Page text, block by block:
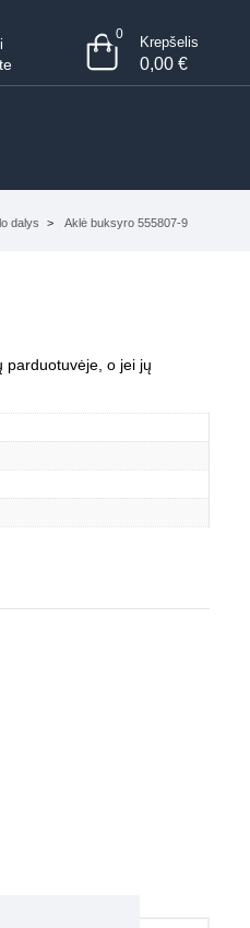
0 Krepšelis
0,00 €
dalys Aklė buksyro 555807-9
parduotuvėje, o jei jų